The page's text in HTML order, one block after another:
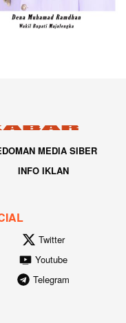
MEDIA SIBER
INFO IKLAN
Twitter
Youtube
Telegram